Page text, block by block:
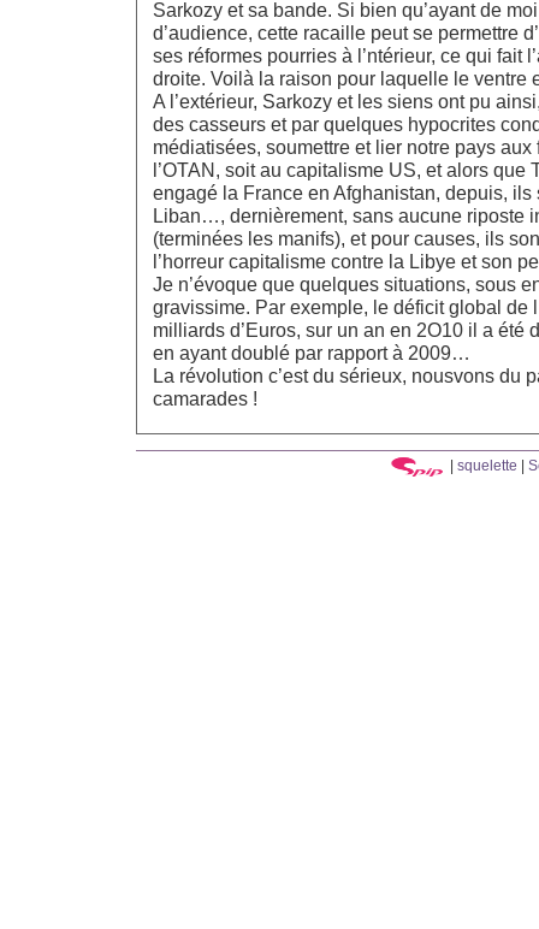
Sarkozy et sa bande. Si bien qu’ayant de
d’audience, cette racaille peut se permettre
ses réformes pourries à l’ntérieur, ce qui fait
droite. Voilà la raison pour laquelle le ventre
A l’extérieur, Sarkozy et les siens ont pu
des casseurs et par quelques hypocrites
médiatisées, soumettre et lier notre pays aux
l’OTAN, soit au capitalisme US, et alors que
engagé la France en Afghanistan, depuis, ils
Liban…, dernièrement, sans aucune riposte
(terminées les manifs), et pour causes, ils
l’horreur capitalisme contre la Libye et son
Je n’évoque que quelques situations, sous
gravissime. Par exemple, le déficit global de
milliards d’Euros, sur un an en 2O10 il a été
en ayant doublé par rapport à 2009…
La révolution c’est du sérieux, nousvons du
camarades !
| squelette |